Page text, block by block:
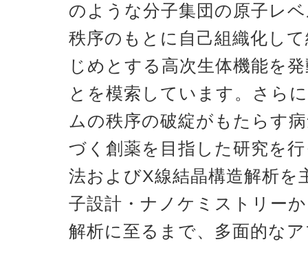
のような分子集団の原子レ
秩序のもとに自己組織化し
じめとする高次生体機能を
とを模索しています。さら
ムの秩序の破綻がもたらす
づく創薬を目指した研究を
法およびX線結晶構造解析を
子設計・ナノケミストリー
解析に至るまで、多面的な